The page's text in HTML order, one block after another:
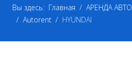
Вы здесь: Главная АРЕНДА АВТО
Autorent
HYUNDAI